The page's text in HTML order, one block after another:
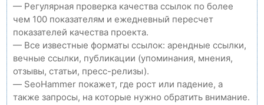
— Регулярная проверка качества ссылок по более
чем 100 показателям и ежедневный пересчет
показателей качества проекта.
— Все известные форматы ссылок: арендные ссылки,
вечные ссылки, публикации (упоминания, мнения,
отзывы, статьи, пресс-релизы).
— SeoHammer покажет, где рост или падение, а
также запросы, на которые нужно обратить внимание.